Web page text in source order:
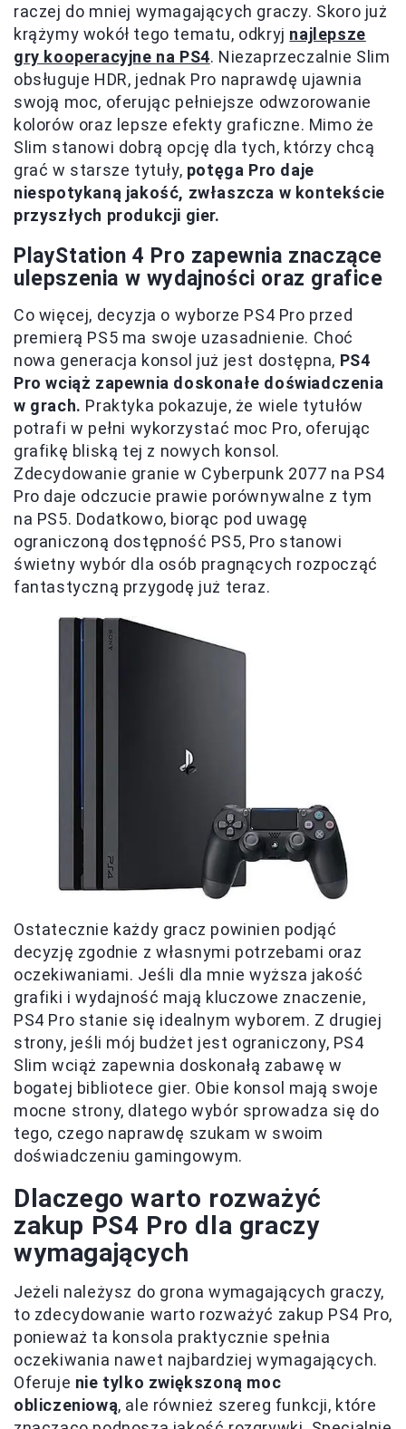
raczej do mniej wymagających graczy. Skoro już
krążymy wokół tego tematu, odkryj najlepsze
gry kooperacyjne na PS4. Niezaprzeczalnie Slim
obsługuje HDR, jednak Pro naprawdę ujawnia
swoją moc, oferując pełniejsze odwzorowanie
kolorów oraz lepsze efekty graficzne. Mimo że
Slim stanowi dobrą opcję dla tych, którzy chcą
grać w starsze tytuły, potęga Pro daje
niespotykaną jakość, zwłaszcza w kontekście
przyszłych produkcji gier.
PlayStation 4 Pro zapewnia znaczące
ulepszenia w wydajności oraz grafice
Co więcej, decyzja o wyborze PS4 Pro przed
premierą PS5 ma swoje uzasadnienie. Choć
nowa generacja konsol już jest dostępna, PS4
Pro wciąż zapewnia doskonałe doświadczenia
w grach. Praktyka pokazuje, że wiele tytułów
potrafi w pełni wykorzystać moc Pro, oferując
grafikę bliską tej z nowych konsol.
Zdecydowanie granie w Cyberpunk 2077 na PS4
Pro daje odczucie prawie porównywalne z tym
na PS5. Dodatkowo, biorąc pod uwagę
ograniczoną dostępność PS5, Pro stanowi
świetny wybór dla osób pragnących rozpocząć
fantastyczną przygodę już teraz.
Ostatecznie każdy gracz powinien podjąć
decyzję zgodnie z własnymi potrzebami oraz
oczekiwaniami. Jeśli dla mnie wyższa jakość
grafiki i wydajność mają kluczowe znaczenie,
PS4 Pro stanie się idealnym wyborem. Z drugiej
strony, jeśli mój budżet jest ograniczony, PS4
Slim wciąż zapewnia doskonałą zabawę w
bogatej bibliotece gier. Obie konsol mają swoje
mocne strony, dlatego wybór sprowadza się do
tego, czego naprawdę szukam w swoim
doświadczeniu gamingowym.
Dlaczego warto rozważyć
zakup PS4 Pro dla graczy
wymagających
Jeżeli należysz do grona wymagających graczy,
to zdecydowanie warto rozważyć zakup PS4 Pro,
ponieważ ta konsola praktycznie spełnia
oczekiwania nawet najbardziej wymagających.
Oferuje nie tylko zwiększoną moc
obliczeniową, ale również szereg funkcji, które